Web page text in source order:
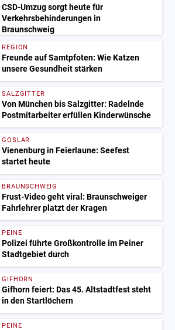
CSD-Umzug sorgt heute für
Verkehrsbehinderungen in
Braunschweig
REGION
Freunde auf Samtpfoten: Wie Katzen
unsere Gesundheit stärken
SALZGITTER
Von München bis Salzgitter: Radelnde
Postmitarbeiter erfüllen Kinderwünsche
GOSLAR
Vienenburg in Feierlaune: Seefest
startet heute
BRAUNSCHWEIG
Frust-Video geht viral: Braunschweiger
Fahrlehrer platzt der Kragen
PEINE
Polizei führte Großkontrolle im Peiner
Stadtgebiet durch
GIFHORN
Gifhorn feiert: Das 45. Altstadtfest steht
in den Startlöchern
PEINE